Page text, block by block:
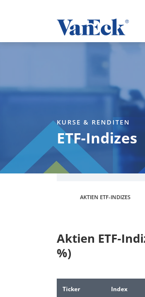
KURSE & RENDITEN
ETF-Indizes
AKTIEN ETF-INDIZES
Aktien ETF-
%)
Ticker Index